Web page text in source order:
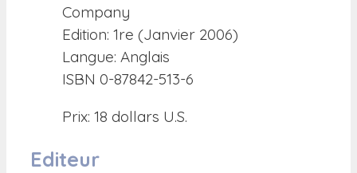
Company
Edition: 1re (Janvier 2006)
Langue: Anglais
ISBN 0-87842-513-6
Prix: 18 dollars U.S.
Editeur